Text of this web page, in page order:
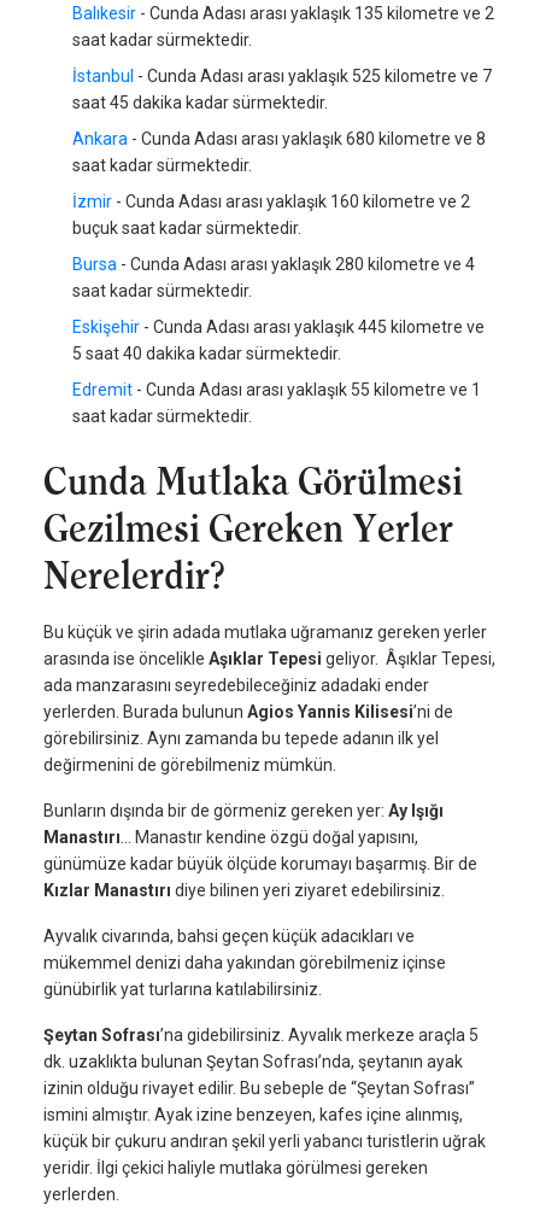
Balıkesir - Cunda Adası arası yaklaşık 135 kilometre ve 2
saat kadar sürmektedir.
İstanbul - Cunda Adası arası yaklaşık 525 kilometre ve 7
saat 45 dakika kadar sürmektedir.
Ankara - Cunda Adası arası yaklaşık 680 kilometre ve 8
saat kadar sürmektedir.
İzmir - Cunda Adası arası yaklaşık 160 kilometre ve 2
buçuk saat kadar sürmektedir.
Bursa - Cunda Adası arası yaklaşık 280 kilometre ve 4
saat kadar sürmektedir.
Eskişehir - Cunda Adası arası yaklaşık 445 kilometre ve
5 saat 40 dakika kadar sürmektedir.
Edremit - Cunda Adası arası yaklaşık 55 kilometre ve 1
saat kadar sürmektedir.
Cunda Mutlaka Görülmesi
Gezilmesi Gereken Yerler
Nerelerdir?
Bu küçük ve şirin adada mutlaka uğramanız gereken yerler
arasında ise öncelikle Aşıklar Tepesi geliyor. Âşıklar Tepesi,
ada manzarasını seyredebileceğiniz adadaki ender
yerlerden. Burada bulunun Agios Yannis Kilisesi’ni de
görebilirsiniz. Aynı zamanda bu tepede adanın ilk yel
değirmenini de görebilmeniz mümkün.
Bunların dışında bir de görmeniz gereken yer: Ay Işığı
Manastırı … Manastır kendine özgü doğal yapısını,
günümüze kadar büyük ölçüde korumayı başarmış. Bir de
Kızlar Manastırı diye bilinen yeri ziyaret edebilirsiniz.
Ayvalık civarında, bahsi geçen küçük adacıkları ve
mükemmel denizi daha yakından görebilmeniz içinse
günübirlik yat turlarına katılabilirsiniz.
Şeytan Sofrası’na gidebilirsiniz. Ayvalık merkeze araçla 5
dk. uzaklıkta bulunan Şeytan Sofrası’nda, şeytanın ayak
izinin olduğu rivayet edilir. Bu sebeple de “Şeytan Sofrası”
ismini almıştır. Ayak izine benzeyen, kafes içine alınmış,
küçük bir çukuru andıran şekil yerli yabancı turistlerin uğrak
yeridir. İlgi çekici haliyle mutlaka görülmesi gereken
yerlerden.